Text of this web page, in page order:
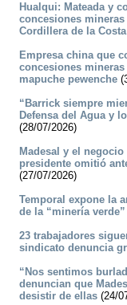
Hualqui: Mateada y
concesiones
Cordillera de la Costa
Empresa china que
concesiones
mapuche pewenche
“Barrick siempre
Defensa del Agua y
(28/07/2026)
Madesal y el
presidente omitió
(27/07/2026)
Temporal expone la
de la “minería verde”
23 trabajadores
sindicato denuncia
“Nos sentimos
denuncian que
desistir de ellas (24/